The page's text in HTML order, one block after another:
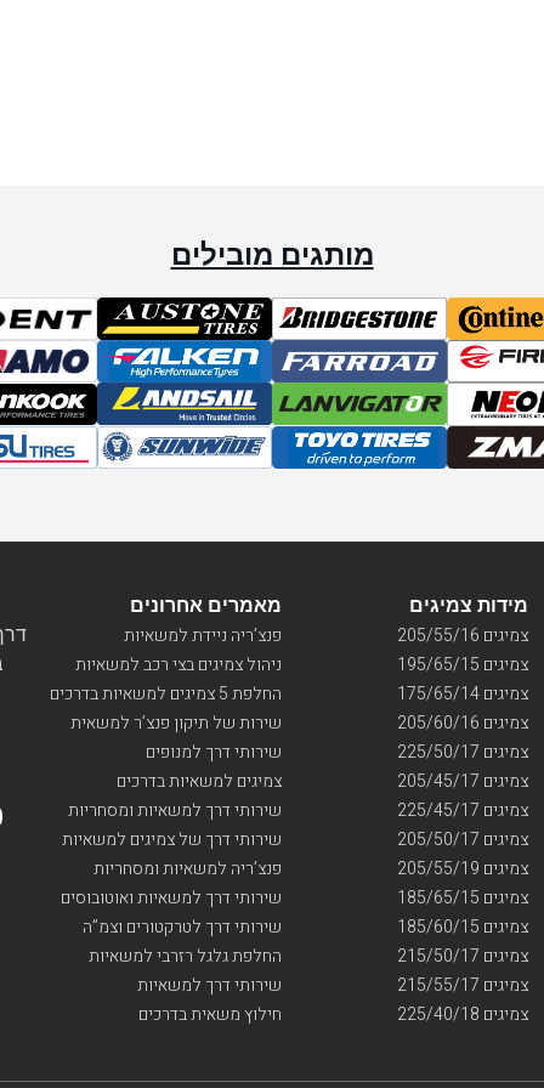
מותגים מובילים
דרך
מאמרים אחרונים
פנצ’ריה ניידת למשאיות
ניהול צמיגים בצי רכב למשאיות
החלפת 5 צמיגים למשאיות בדרכים
שירות של תיקון פנצ’ר למשאית
שירותי דרך למנופים
צמיגים למשאיות בדרכים
שירותי דרך למשאיות ומסחריות
שירותי דרך של צמיגים למשאיות
פנצ’ריה למשאיות ומסחריות
שירותי דרך למשאיות ואוטובוסים
שירותי דרך לטרקטורים וצמ”ה
החלפת גלגל רזרבי למשאיות
שירותי דרך למשאיות
חילוץ משאית בדרכים
מידות צמיגים
צמיגים 205/55/16
צמיגים 195/65/15
צמיגים 175/65/14
צמיגים 205/60/16
צמיגים 225/50/17
צמיגים 205/45/17
צמיגים 225/45/17
צמיגים 205/50/17
צמיגים 205/55/19
צמיגים 185/65/15
צמיגים 185/60/15
צמיגים 215/50/17
צמיגים 215/55/17
צמיגים 225/40/18